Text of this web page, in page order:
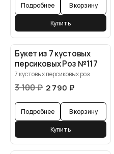
Подробнее В корзину
Купить
Букет из 7 кустовых
персиковых Роз №117
7 кустовых персиковых роз
3 100₽ 2 790 ₽
Подробнее В корзину
Купить